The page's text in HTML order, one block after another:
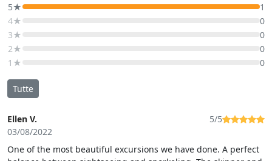
5★
1
4★
0
3★
0
2★
0
1★
0
Tutte
Ellen V.
03/08/2022
5/5
One of the most beautiful excursions we have done. A perfect